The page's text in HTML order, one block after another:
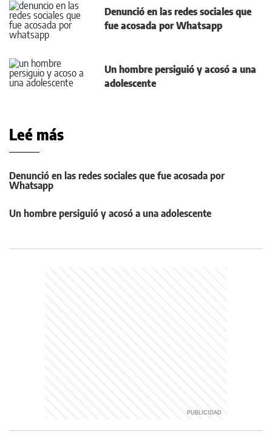
Denunció en las redes sociales que
fue acosada por Whatsapp
Un hombre persiguió y acosó a una
adolescente
Leé más
Denunció en las redes sociales que fue acosada por
Whatsapp
Un hombre persiguió y acosó a una adolescente